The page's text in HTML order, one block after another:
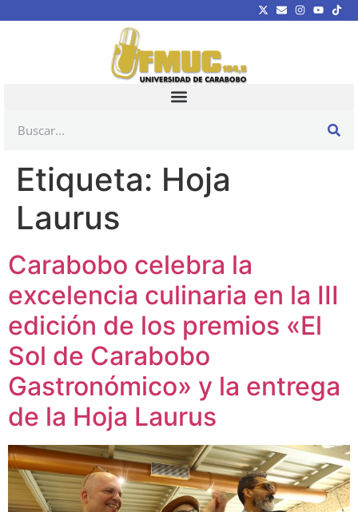
Etiqueta: Hoja
Laurus
Carabobo celebra la
excelencia culinaria en la III
edición de los premios «El
Sol de Carabobo
Gastronómico» y la entrega
de la Hoja Laurus